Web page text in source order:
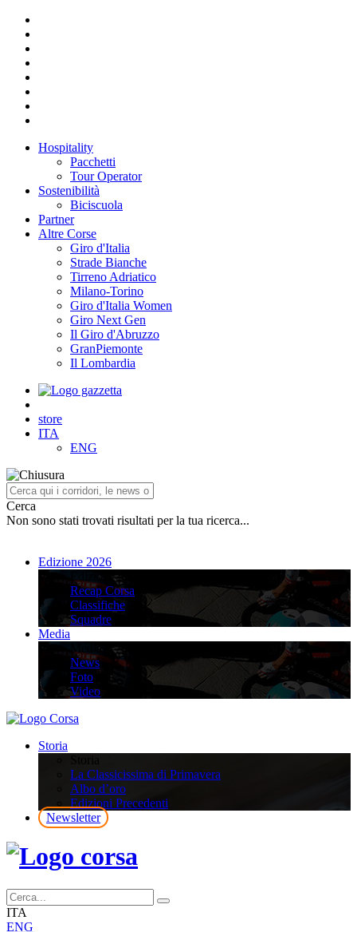
Hospitality
Pacchetti
Tour Operator
Sostenibilità
Biciscuola
Partner
Altre Corse
Giro d'Italia
Strade Bianche
Tirreno Adriatico
Milano-Torino
Giro d'Italia Women
Giro Next Gen
Il Giro d'Abruzzo
GranPiemonte
Il Lombardia
store
ITA
ENG
Cerca
Non sono stati trovati risultati per la tua ricerca...
Edizione 2026
Edizione 2026
Recap Corsa
Classifiche
Squadre
Media
Media
News
Foto
Video
Storia
La Classicissima di Primavera
Albo d’oro
Edizioni Precedenti
Newsletter
ITA
ENG